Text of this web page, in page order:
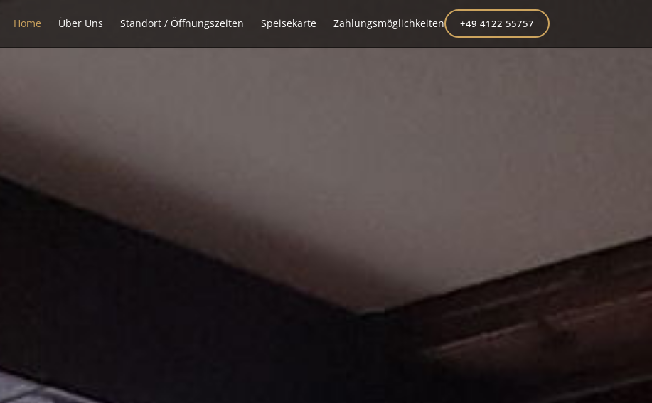
Home Über Uns Standort / Öffnungszeiten Speisekarte Zahlungsmöglichkeiten +49 4122 55757